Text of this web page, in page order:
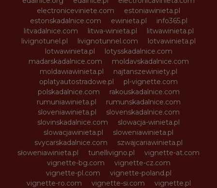
electroniceviniete.com
estoniawinieta.pl
estonskadalnice.com
ewinieta.pl
info365.pl
litvadalnice.com
litwa-winieta.pl
litwawinieta.pl
livignotunel.pl
livignotunnel.com
lotvawinieta.pl
lotwawinieta.pl
lotysskadalnice.com
madarskadalnice.com
moldavskadalnice.com
moldawiawinieta.pl
najtanszewiniety.pl
oplatyautostradowe.pl
pl-vignette.com
polskadalnice.com
rakouskadalnice.com
rumuniawinieta.pl
rumunskadalnice.com
sloveniawinieta.pl
slovenskadalnice.com
slovinskadalnice.com
slowacja-winieta.pl
slowacjawinieta.pl
sloweniawinieta.pl
svycarskadalnice.com
szwajcariawinieta.pl
słoweniawinieta.pl
tunellivigno.pl
vignette-at.com
vignette-bg.com
vignette-cz.com
vignette-pl.com
vignette-poland.pl
vignette-ro.com
vignette-si.com
vignette.pl